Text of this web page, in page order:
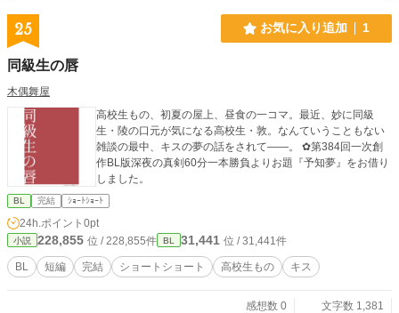
25 お気に入り追加 1
同級生の唇
木偶舞屋
高校生もの、初夏の屋上、昼食の一コマ。最近、妙に同級
生・陵の口元が気になる高校生・敦。なんていうこともない
雑談の最中、キスの夢の話をされて――。 ✿第384回一次創
作BL版深夜の真剣60分一本勝負よりお題『予知夢』をお借り
しました。
BL 完結 ｼｮｰﾄｼｮｰﾄ
24h.ポイント 0pt
小説 228,855 位 / 228,855件 BL 31,441 位 / 31,441件
BL 短編 完結 ショートショート 高校生もの キス
感想数 0
文字数 1,381